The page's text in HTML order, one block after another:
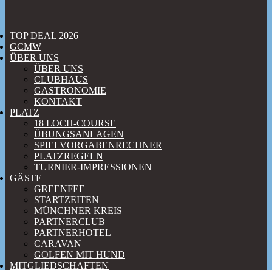
TOP DEAL 2026
GCMW
ÜBER UNS
ÜBER UNS
CLUBHAUS
GASTRONOMIE
KONTAKT
PLATZ
18 LOCH-COURSE
ÜBUNGSANLAGEN
SPIELVORGABENRECHNER
PLATZREGELN
TURNIER-IMPRESSIONEN
GÄSTE
GREENFEE
STARTZEITEN
MÜNCHNER KREIS
PARTNERCLUB
PARTNERHOTEL
CARAVAN
GOLFEN MIT HUND
MITGLIEDSCHAFTEN